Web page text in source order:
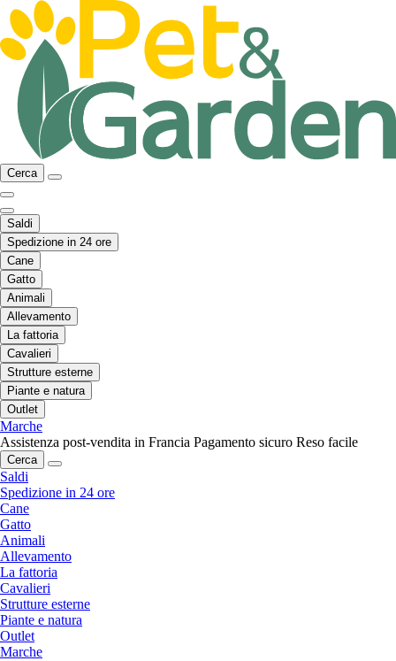
Cerca
Saldi
Spedizione in 24 ore
Cane
Gatto
Animali
Allevamento
La fattoria
Cavalieri
Strutture esterne
Piante e natura
Outlet
Marche
Assistenza post-vendita in Francia Pagamento sicuro Reso facile
Cerca
Saldi
Spedizione in 24 ore
Cane
Gatto
Animali
Allevamento
La fattoria
Cavalieri
Strutture esterne
Piante e natura
Outlet
Marche